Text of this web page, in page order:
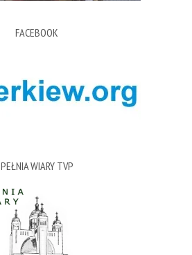
FACEBOOK
PEŁNIA WIARY TVP